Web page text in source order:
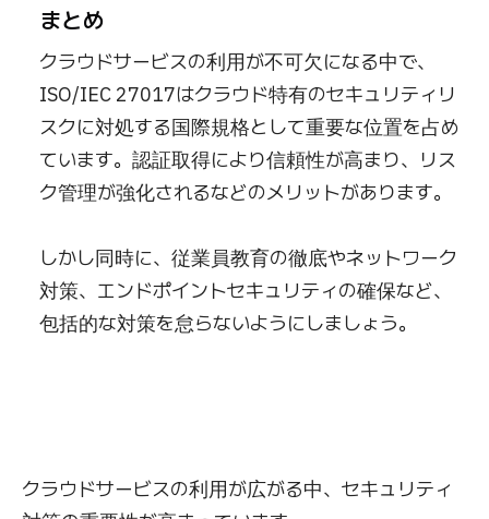
まとめ
クラウドサービスの利用が不可欠になる中で、
ISO/IEC 27017はクラウド特有のセキュリティリ
スクに対処する国際規格として重要な位置を占め
ています。認証取得により信頼性が高まり、リス
ク管理が強化されるなどのメリットがあります。
しかし同時に、従業員教育の徹底やネットワーク
対策、エンドポイントセキュリティの確保など、
包括的な対策を怠らないようにしましょう。
クラウドサービスの利用が広がる中、セキュリティ